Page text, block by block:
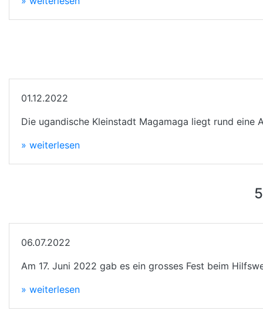
01.12.2022
Die ugandische Kleinstadt Magamaga liegt rund eine
» weiterlesen
06.07.2022
Am 17. Juni 2022 gab es ein grosses Fest beim
» weiterlesen